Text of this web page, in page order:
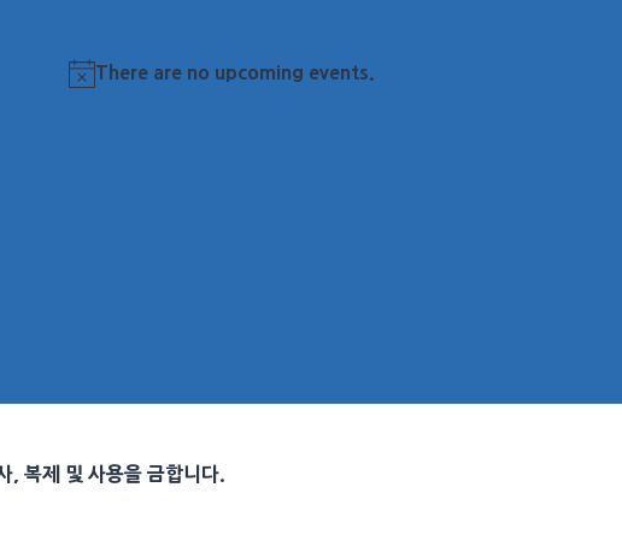
Notice
There are no upcoming events.
, 복제 및 사용을 금합니다.